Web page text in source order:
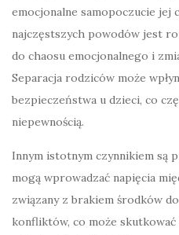
emocjonalne samopoczucie jej
najczęstszych powodów jest
do chaosu emocjonalnego i
Separacja rodziców może
bezpieczeństwa u dzieci, co
niepewnością.
Innym istotnym czynnikiem są
mogą wprowadzać napięcia
związany z brakiem środków
konfliktów, co może skutkować